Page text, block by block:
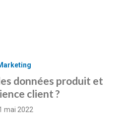
données produit et
client ?
mai 2022